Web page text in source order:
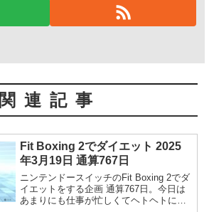
関連記事
Fit Boxing 2でダイエット 2025
年3月19日 通算767日
ニンテンドースイッチのFit Boxing 2でダ
イエットをする企画 通算767日。今日は
あまりにも仕事が忙しくてヘトヘトにな